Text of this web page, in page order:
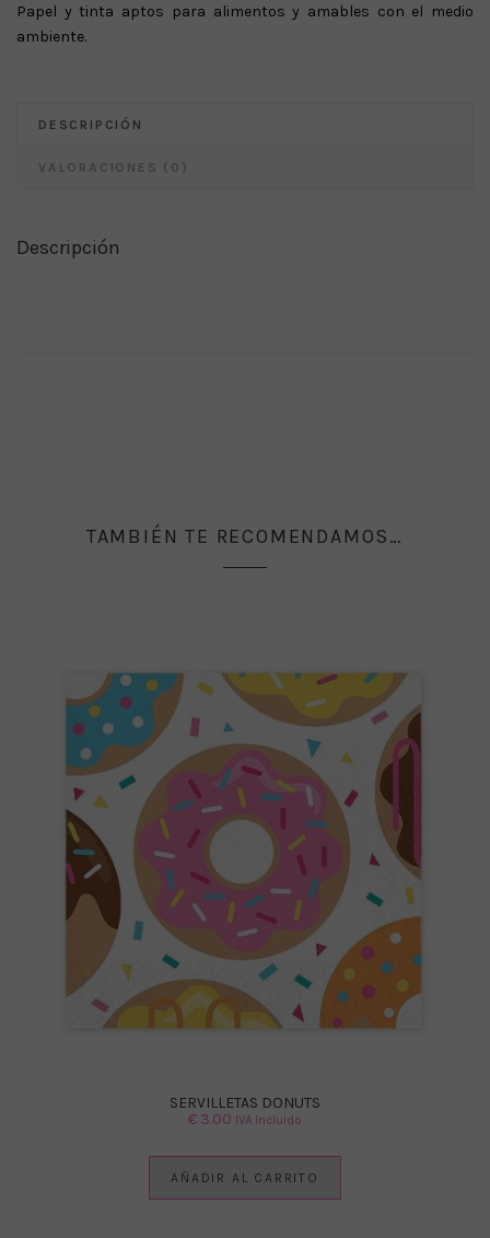
Papel y tinta aptos para alimentos y amables con el medio
ambiente.
DESCRIPCIÓN
VALORACIONES (0)
Descripción
TAMBIÉN TE RECOMENDAMOS…
SERVILLETAS DONUTS
€ 3.00 IVA Incluido
AÑADIR AL CARRITO